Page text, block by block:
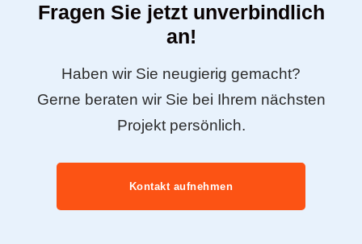
Fragen Sie jetzt unverbindlich
an!
Haben wir Sie neugierig gemacht?
Gerne beraten wir Sie bei Ihrem nächsten
Projekt persönlich.
Kontakt aufnehmen